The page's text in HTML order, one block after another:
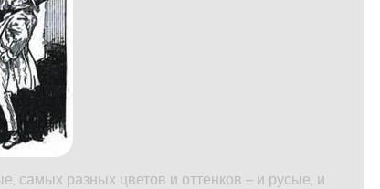
самых разных цветов и оттенков – и русые, и